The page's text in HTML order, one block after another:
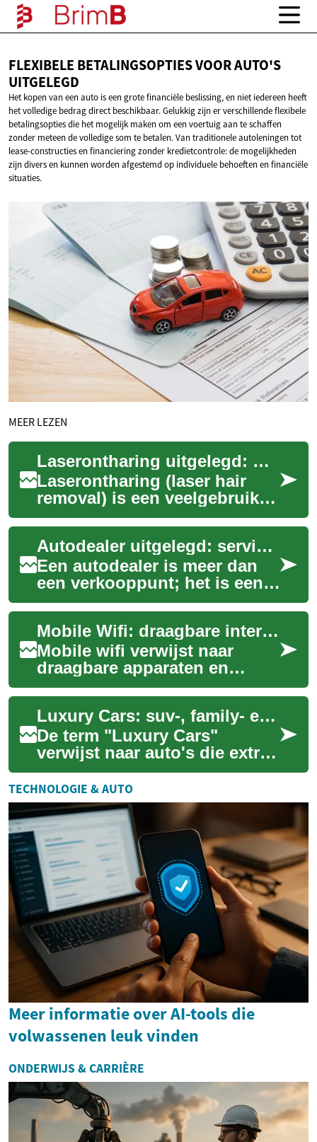
FLEXIBELE BETALINGSOPTIES VOORAUTO'S
UITGELEGD
Het kopen van een auto is een grote financiële beslissing, en niet iedereen heeft
het volledige bedrag direct beschikbaar. Gelukkig zijn er verschillende flexibele
betalingsopties die het mogelijk maken om een voertuig aan te schaffen
zonder meteen de volledige som te betalen. Van traditionele autoleningen tot
lease-constructies en financiering zonder kredietcontrole: de mogelijkheden
zijn divers en kunnen worden afgestemd op individuele behoeften en financiële
situaties.
MEER LEZEN
Laserontharing uitgelegd: werking, soorten en huidgezondheid
Laserontharing (laser hair
removal) is een veelgebruikte
methode om blijvende
haargroei te verminderen
door lichtener...
Autodealer uitgelegd: services voor Toyota Yaris en hybride auto's
Een autodealer is meer dan
een verkooppunt; het is een
organisatie die
aankoopadvies, technische
ondersteuning en naz...
Mobile Wifi: draagbare internetverbindingen uitgelegd
Mobile wifi verwijst naar
draagbare apparaten en
functies die internettoegang
mogelijk maken buiten vaste
netwerken. ...
Luxury Cars: suv-, family- en Hyundai-opties uitgelegd
De term "Luxury Cars"
verwijst naar auto's die extra
comfort, verfijnde
materiaalkeuze en
geavanceerde technologie
co...
TECHNOLOGIE & AUTO
Meer informatie over AI-tools die
volwassenen leuk vinden
ONDERWIJS & CARRIÈRE